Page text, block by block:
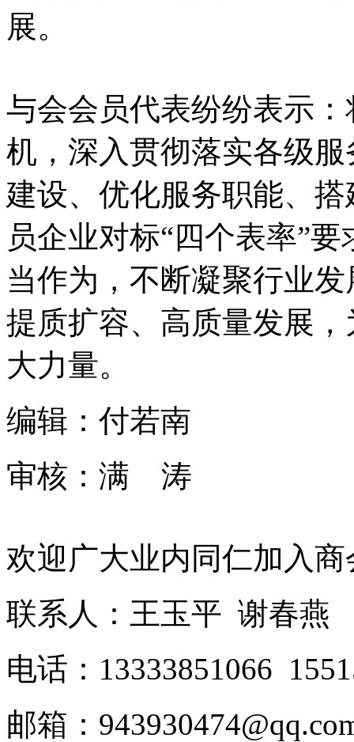
展。
与会会员代表纷纷表示
机，深入贯彻落实各级
建设、优化服务职能、
员企业对标“四个表率”
当作为，不断凝聚行业
提质扩容、高质量发展
大力量。
编辑：付若南
审核：满 涛
欢迎广大业内同仁加入商
联系人：王玉平 谢春燕
电话：13333851066
邮箱：